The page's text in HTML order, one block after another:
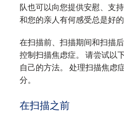
队也可以向您提供安慰、支
和您的亲人有何感受总是好的
在扫描前、扫描期间和扫描
控制扫描焦虑症。 请尝试以
自己的方法。 处理扫描焦虑
分。
在扫描之前